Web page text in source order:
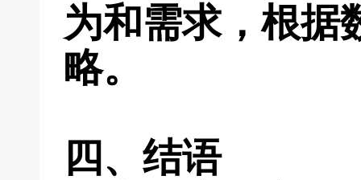
为和需求，根据
略。
四、结语